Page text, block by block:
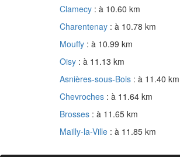
Clamecy : à 10.60 km
Charentenay : à 10.78 km
Mouffy : à 10.99 km
Oisy : à 11.13 km
Asnières-sous-Bois : à 11.40 km
Chevroches : à 11.64 km
Brosses : à 11.65 km
Mailly-la-Ville : à 11.85 km